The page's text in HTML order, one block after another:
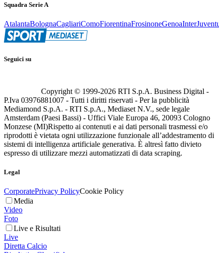
Squadra Serie A
AtalantaBolognaCagliariComoFiorentinaFrosinoneGenoaInter
Seguici su
Copyright © 1999-2026 RTI S.p.A. Business Digital -
P.Iva 03976881007 - Tutti i diritti riservati - Per la pubblicità
Mediamond S.p.A. - RTI S.p.A., Mediaset N.V., sede legale
Amsterdam (Paesi Bassi) - Uffici Viale Europa 46, 20093 Cologno
Monzese (MI)Rispetto ai contenuti e ai dati personali trasmessi e/o
riprodotti è vietata ogni utilizzazione funzionale all’addestramento di
sistemi di intelligenza artificiale generativa. È altresì fatto divieto
espresso di utilizzare mezzi automatizzati di data scraping.
Legal
CorporatePrivacy PolicyCookie Policy
Media
Video
Foto
Live e Risultati
Live
Diretta Calcio